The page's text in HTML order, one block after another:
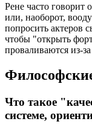
Рене часто говорит
или, наоборот,
попросить актеров
чтобы "открыть
проваливаются из-
Что такое
системе,